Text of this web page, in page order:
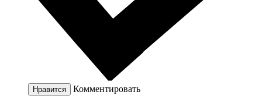
Нравится Комментировать